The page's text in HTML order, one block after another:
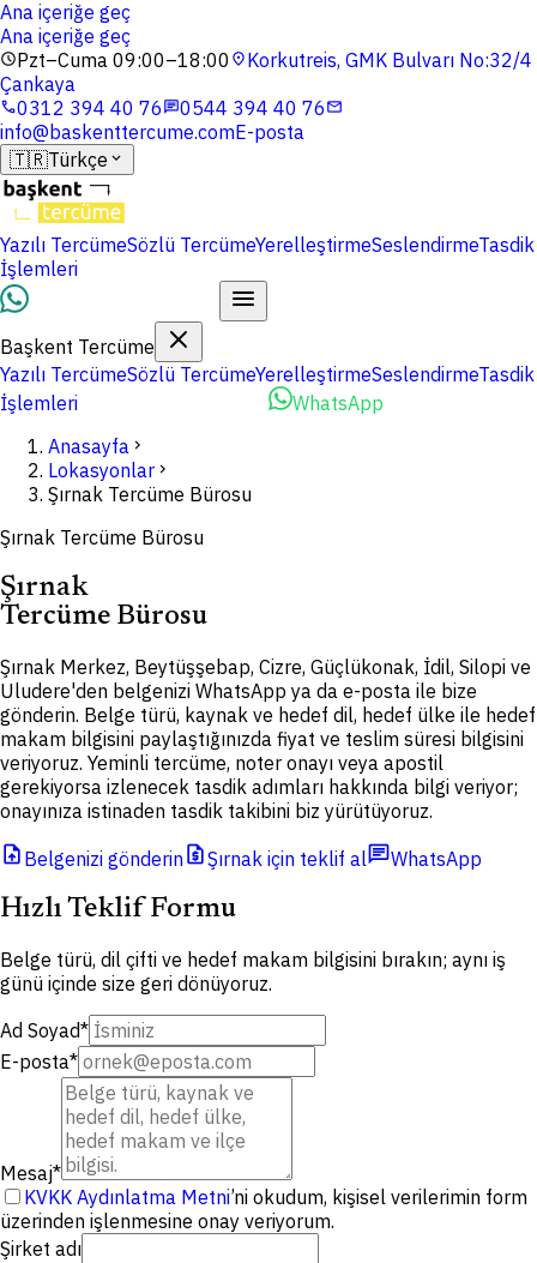
Ana içeriğe geç
Ana içeriğe geç
schedulePzt–Cuma 09:00–18:00 location_onKorkutreis, GMK Bulvarı No:32/4
Çankaya
phone0312 394 40 76chat0544 394 40 76mail
info@baskenttercume.comE-posta
🇹🇷Türkçe expand_more
Yazılı TercümeSözlü TercümeYerelleştirmeSeslendirmeTasdik
İşlemleri
Başkent Tercüme
Yazılı TercümeSözlü TercümeYerelleştirmeSeslendirmeTasdik
İşlemleri
WhatsApp
Anasayfa chevron_right
Lokasyonlar chevron_right
Şırnak Tercüme Bürosu
Şırnak Tercüme Bürosu
Şırnak
Tercüme Bürosu
Şırnak Merkez, Beytüşşebap, Cizre, Güçlükonak, İdil, Silopi ve
Uludere'den belgenizi WhatsApp ya da e-posta ile bize
gönderin. Belge türü, kaynak ve hedef dil, hedef ülke ile hedef
makam bilgisini paylaştığınızda fiyat ve teslim süresi bilgisini
veriyoruz. Yeminli tercüme, noter onayı veya apostil
gerekiyorsa izlenecek tasdik adımları hakkında bilgi veriyor;
onayınıza istinaden tasdik takibini biz yürütüyoruz.
upload_file Belgenizi gönderinrequest_quoteŞırnak için teklif alchatWhatsApp
Hızlı Teklif Formu
Belge türü, dil çifti ve hedef makam bilgisini bırakın; aynı iş
günü içinde size geri dönüyoruz.
Ad Soyad*
E-posta*
Mesaj*
KVKK Aydınlatma Metni’ni okudum, kişisel verilerimin form
üzerinden işlenmesine onay veriyorum.
Şirket adı